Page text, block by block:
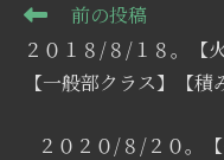
そ
他
の
前の投稿
２０１８/８/１８。【
【一般部クラス】【積
２０２０/８/２０。